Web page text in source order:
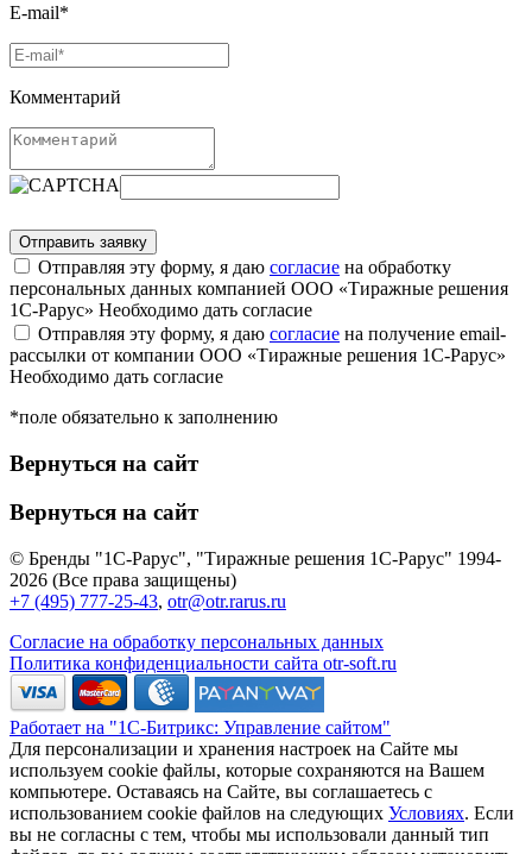
E-mail*
Комментарий
Отправляя эту форму, я даю согласие на обработку
персональных данных компанией ООО «Тиражные решения
1С-Рарус» Необходимо дать согласие
Отправляя эту форму, я даю согласие на получение email-
рассылки от компании ООО «Тиражные решения 1С-Рарус»
Необходимо дать согласие
*поле обязательно к заполнению
Вернуться на сайт
Вернуться на сайт
© Бренды "1С-Рарус", "Тиражные решения 1С-Рарус" 1994-
2026 (Все права защищены)
+7 (495) 777-25-43, otr@otr.rarus.ru
Согласие на обработку персональных данных
Политика конфиденциальности сайта otr-soft.ru
Работает на "1С-Битрикс: Управление сайтом"
Для персонализации и хранения настроек на Сайте мы
используем cookie файлы, которые сохраняются на Вашем
компьютере. Оставаясь на Сайте, вы соглашаетесь с
использованием cookie файлов на следующих Условиях. Если
вы не согласны с тем, чтобы мы использовали данный тип